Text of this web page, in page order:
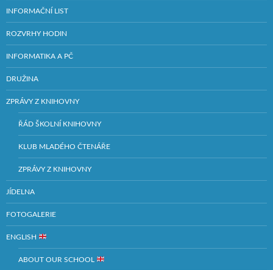
INFORMAČNÍ LIST
ROZVRHY HODIN
INFORMATIKA A PČ
DRUŽINA
ZPRÁVY Z KNIHOVNY
ŘÁD ŠKOLNÍ KNIHOVNY
KLUB MLADÉHO ČTENÁŘE
ZPRÁVY Z KNIHOVNY
JÍDELNA
FOTOGALERIE
ENGLISH
ABOUT OUR SCHOOL